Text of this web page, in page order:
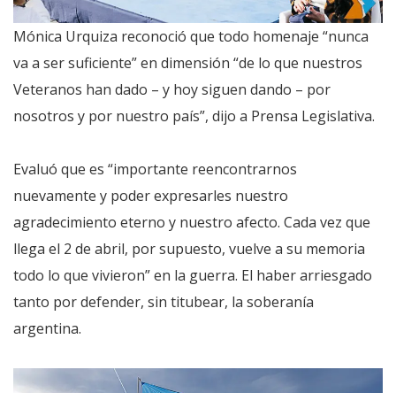
Mónica Urquiza reconoció que todo homenaje “nunca
va a ser suficiente” en dimensión “de lo que nuestros
Veteranos han dado – y hoy siguen dando – por
nosotros y por nuestro país”, dijo a Prensa Legislativa.
Evaluó que es “importante reencontrarnos
nuevamente y poder expresarles nuestro
agradecimiento eterno y nuestro afecto. Cada vez que
llega el 2 de abril, por supuesto, vuelve a su memoria
todo lo que vivieron” en la guerra. El haber arriesgado
tanto por defender, sin titubear, la soberanía
argentina.